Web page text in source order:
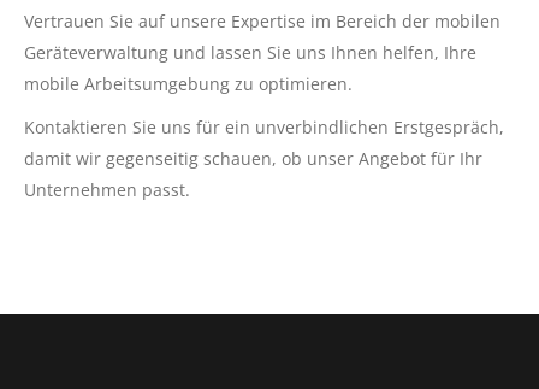
Vertrauen Sie auf unsere Expertise im Bereich der mobilen
Geräteverwaltung und lassen Sie uns Ihnen helfen, Ihre
mobile Arbeitsumgebung zu optimieren.
Kontaktieren Sie uns für ein unverbindlichen Erstgespräch,
damit wir gegenseitig schauen, ob unser Angebot für Ihr
Unternehmen passt.